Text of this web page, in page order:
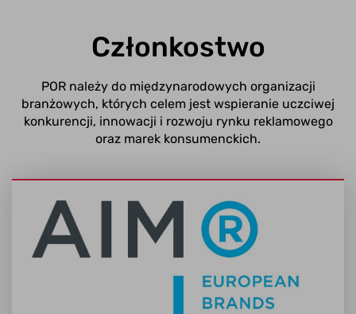
Członkostwo
POR należy do międzynarodowych organizacji
branżowych, których celem jest wspieranie uczciwej
konkurencji, innowacji i rozwoju rynku reklamowego
oraz marek konsumenckich.